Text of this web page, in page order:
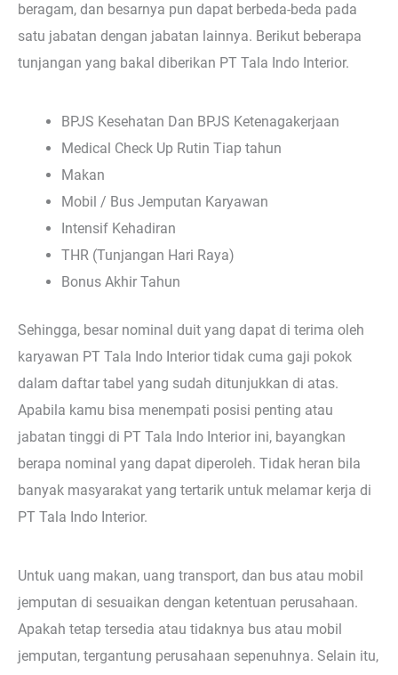
beragam, dan besarnya pun dapat berbeda-beda pada
satu jabatan dengan jabatan lainnya. Berikut beberapa
tunjangan yang bakal diberikan PT Tala Indo Interior.
BPJS Kesehatan Dan BPJS Ketenagakerjaan
Medical Check Up Rutin Tiap tahun
Makan
Mobil / Bus Jemputan Karyawan
Intensif Kehadiran
THR (Tunjangan Hari Raya)
Bonus Akhir Tahun
Sehingga, besar nominal duit yang dapat di terima oleh
karyawan PT Tala Indo Interior tidak cuma gaji pokok
dalam daftar tabel yang sudah ditunjukkan di atas.
Apabila kamu bisa menempati posisi penting atau
jabatan tinggi di PT Tala Indo Interior ini, bayangkan
berapa nominal yang dapat diperoleh. Tidak heran bila
banyak masyarakat yang tertarik untuk melamar kerja di
PT Tala Indo Interior.
Untuk uang makan, uang transport, dan bus atau mobil
jemputan di sesuaikan dengan ketentuan perusahaan.
Apakah tetap tersedia atau tidaknya bus atau mobil
jemputan, tergantung perusahaan sepenuhnya. Selain itu,